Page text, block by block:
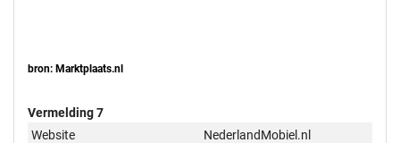
bron: Marktplaats.nl
Vermelding 7
Website
NederlandMobiel.nl